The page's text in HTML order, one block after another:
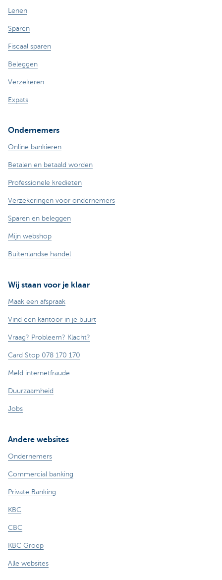
Lenen
Sparen
Fiscaal sparen
Beleggen
Verzekeren
Expats
Ondernemers
Online bankieren
Betalen en betaald worden
Professionele kredieten
Verzekeringen voor ondernemers
Sparen en beleggen
Mijn webshop
Buitenlandse handel
Wij staan voor je klaar
Maak een afspraak
Vind een kantoor in je buurt
Vraag? Probleem? Klacht?
Card Stop 078 170 170
Meld internetfraude
Duurzaamheid
Jobs
Andere websites
Ondernemers
Commercial banking
Private Banking
KBC
CBC
KBC Groep
Alle websites